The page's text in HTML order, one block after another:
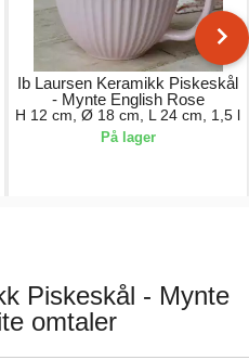
Ib Laursen Keramikk Piskeskål
- Mynte English Rose
H 12 cm, Ø 18 cm, L 24 cm, 1,5 l
På lager
Piskeskål - Mynte
omtaler